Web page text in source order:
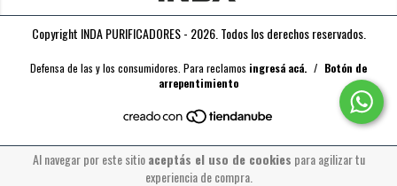
Al navegar por este sitioaceptás el uso de cookies para agilizar tu
experiencia de compra.
Copyright INDA PURIFICADORES - 2026. Todos los derechos reservados.
Defensa de las y los consumidores. Para reclamos ingresá acá. / Botón de
arrepentimiento